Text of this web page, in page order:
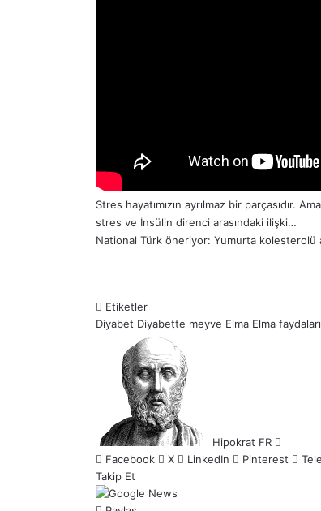
Stres hayatımızın ayrılmaz bir parçasıdır.
stres ve İnsülin direnci arasındaki ilişki…
National Türk öneriyor: Yumurta kolesterolü
Etiketler
Diyabet Diyabette meyve Elma Elma faydaları
Hipokrat FR
s
Facebook X LinkedIn Pinterest
Takip Et